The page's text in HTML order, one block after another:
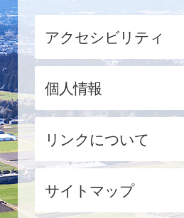
アクセシビリティ
個人情報
リンクについて
サイトマップ